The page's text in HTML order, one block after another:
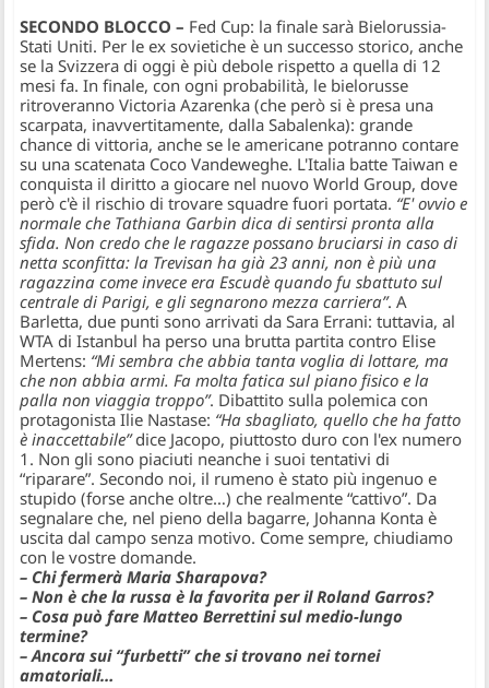
SECONDO BLOCCO – Fed Cup: la finale sarà Bielorussia-
Stati Uniti. Per le ex sovietiche è un successo storico, anche
se la Svizzera di oggi è più debole rispetto a quella di 12
mesi fa. In finale, con ogni probabilità, le bielorusse
ritroveranno Victoria Azarenka (che però si è presa una
scarpata, inavvertitamente, dalla Sabalenka): grande
chance di vittoria, anche se le americane potranno contare
su una scatenata Coco Vandeweghe. L'Italia batte Taiwan e
conquista il diritto a giocare nel nuovo World Group, dove
però c'è il rischio di trovare squadre fuori portata. “E' ovvio e
normale che Tathiana Garbin dica di sentirsi pronta alla
sfida. Non credo che le ragazze possano bruciarsi in caso di
netta sconfitta: la Trevisan ha già 23 anni, non è più una
ragazzina come invece era Escudè quando fu sbattuto sul
centrale di Parigi, e gli segnarono mezza carriera”. A
Barletta, due punti sono arrivati da Sara Errani: tuttavia, al
WTA di Istanbul ha perso una brutta partita contro Elise
Mertens: “Mi sembra che abbia tanta voglia di lottare, ma
che non abbia armi. Fa molta fatica sul piano fisico e la
palla non viaggia troppo”. Dibattito sulla polemica con
protagonista Ilie Nastase: “Ha sbagliato, quello che ha fatto
è inaccettabile”dice Jacopo, piuttosto duro con l'ex numero
1. Non gli sono piaciuti neanche i suoi tentativi di
“riparare”. Secondo noi, il rumeno è stato più ingenuo e
stupido (forse anche oltre…) che realmente “cattivo”. Da
segnalare che, nel pieno della bagarre, Johanna Konta è
uscita dal campo senza motivo. Come sempre, chiudiamo
con le vostre domande.
– Chi fermerà Maria Sharapova?
– Non è che la russa è la favorita per il Roland Garros?
– Cosa può fare Matteo Berrettini sul medio-lungo
termine?
– Ancora sui “furbetti” che si trovano nei tornei
amatoriali…